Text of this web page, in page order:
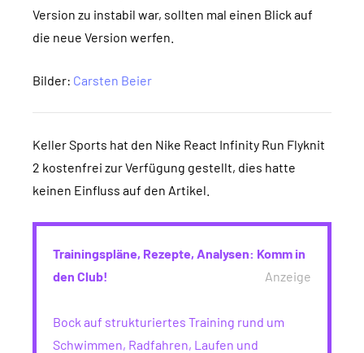
Version zu instabil war, sollten mal einen Blick auf
die neue Version werfen.
Bilder: Carsten Beier
Keller Sports hat den Nike React Infinity Run Flyknit
2 kostenfrei zur Verfügung gestellt, dies hatte
keinen Einfluss auf den Artikel.
Trainingspläne, Rezepte, Analysen: Komm in
den Club!
Anzeige
Bock auf strukturiertes Training rund um
Schwimmen, Radfahren, Laufen und